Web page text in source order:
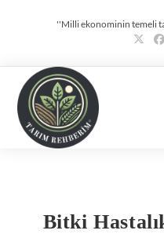
''Milli ekonominin temeli
Bitki